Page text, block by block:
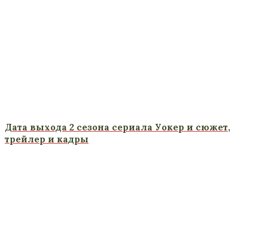
Дата выхода 2 сезона сериала Уокер и сюжет,
трейлер и кадры